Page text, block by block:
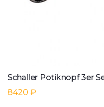
Schaller Potiknopf 3er
8420 ₽